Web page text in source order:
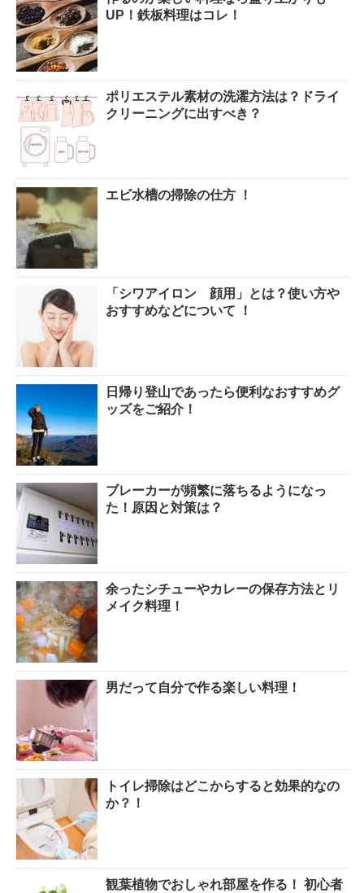
腹痛、しかも激痛・吐き気もあ
る。どんなことが考えられる？
癒しを与えてくれるメダカ。そ
の産卵時期はいつ？
点滴でできたむくみを簡単に解
郵便局に転居届を！一人暮しの
第一歩
排卵日・高温期の数え方って？
「好印象がキー」履歴書の封筒
の住所や番地まで手を抜かない
UP！鉄板料理はコレ！
ポリエステル素材の洗濯方法は？ドライ
クリーニングに出すべき？
エビ水槽の掃除の仕方 ！
「シワアイロン 顔用」とは？使い方や
おすすめなどについて ！
日帰り登山であったら便利なおすすめグ
ッズをご紹介！
ブレーカーが頻繁に落ちるようになっ
た！原因と対策は？
余ったシチューやカレーの保存方法とリ
メイク料理！
男だって自分で作る楽しい料理！
トイレ掃除はどこからすると効果的なの
か？！
観葉植物でおしゃれ部屋を作る！ 初心者